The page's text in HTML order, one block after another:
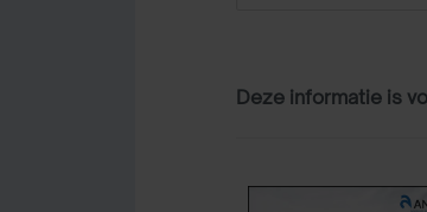
Deze informatie is